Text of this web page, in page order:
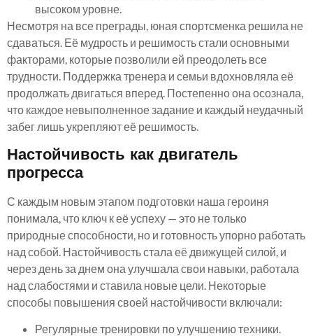
высоком уровне.
Несмотря на все преграды, юная спортсменка решила не
сдаваться. Её мудрость и решимость стали основными
факторами, которые позволили ей преодолеть все
трудности. Поддержка тренера и семьи вдохновляла её
продолжать двигаться вперед. Постепенно она осознала,
что каждое невыполненное задание и каждый неудачный
забег лишь укрепляют её решимость.
Настойчивость как двигатель
прогресса
С каждым новым этапом подготовки наша героиня
понимала, что ключ к её успеху — это не только
природные способности, но и готовность упорно работать
над собой. Настойчивость стала её движущей силой, и
через день за днем она улучшала свои навыки, работала
над слабостями и ставила новые цели. Некоторые
способы повышения своей настойчивости включали:
Регулярные тренировки по улучшению техники.